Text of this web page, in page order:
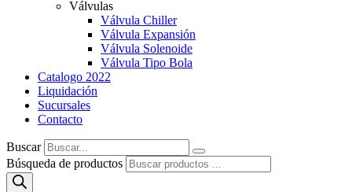
Válvulas
Válvula Chiller
Válvula Expansión
Válvula Solenoide
Válvula Tipo Bola
Catalogo 2022
Liquidación
Sucursales
Contacto
Buscar
Búsqueda de productos